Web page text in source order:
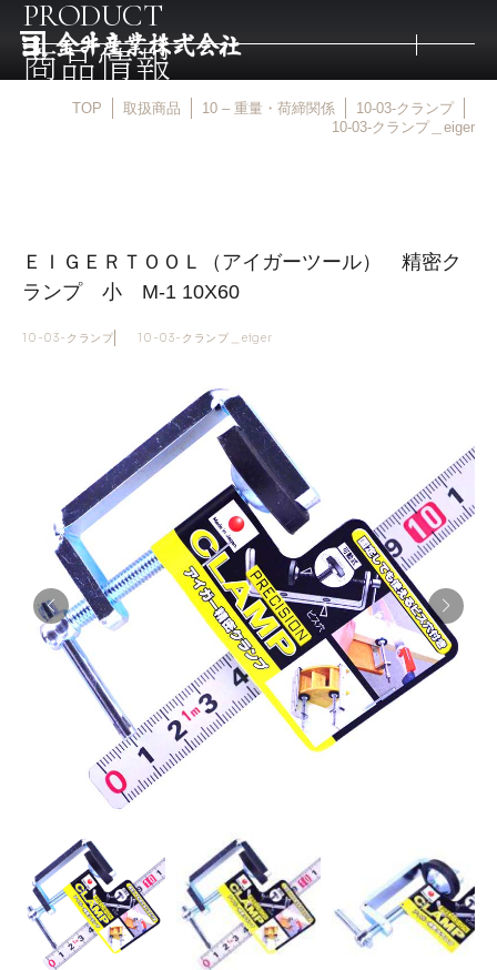
取扱メーカー
金井産業の強み
お知らせ
採用情報
お問い合わせはこちら
PRODUCT
商品情報
TOP 取扱商品 10 – 重量・荷締関係
10-03-クランプ
10-03-クランプ＿eiger
ＥＩＧＥＲＴＯＯＬ（アイガーツール） 精密ク
ランプ 小 M-1 10X60
10-03-クランプ 10-03-クランプ＿eiger